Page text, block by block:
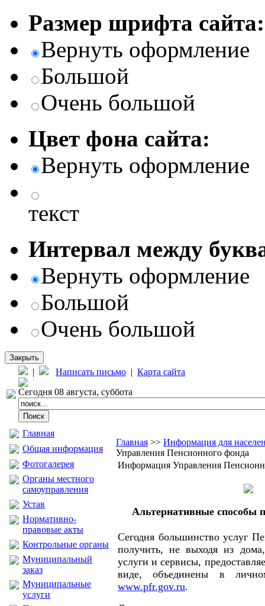
Размер шрифта сайта:
Вернуть оформление
Большой
Очень большой
Цвет фона сайта:
Вернуть оформление
текст
Интервал между
Вернуть оформление
Большой
Очень большой
Закрыть
| Написать письмо | Карта сайта
Сегодня 08 августа, суббота
Главная
Общая информация
Фотогалерея
Органы местного
самоуправления
Устав
Нормативно-
правовые акты
Контрольные органы
Муниципальный
заказ
Муниципальные
услуги
Главная >> Информация для
Управления Пенсионного фонда
Информация Управления
Альтернативные способы
Сегодня большинство услуг
получить, не выходя из
услуги и сервисы,
виде, объединены в
www.pfr.gov.ru.